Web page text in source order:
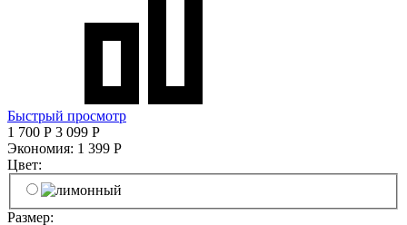
Быстрый просмотр
1 700 Р 3 099 Р
Экономия: 1 399 Р
Цвет:
Размер: